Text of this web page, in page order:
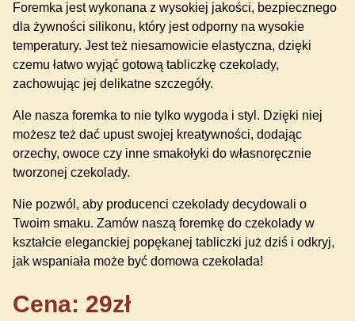
Foremka jest wykonana z wysokiej jakości, bezpiecznego
dla żywności silikonu, który jest odporny na wysokie
temperatury. Jest też niesamowicie elastyczna, dzięki
czemu łatwo wyjąć gotową tabliczkę czekolady,
zachowując jej delikatne szczegóły.
Ale nasza foremka to nie tylko wygoda i styl. Dzięki niej
możesz też dać upust swojej kreatywności, dodając
orzechy, owoce czy inne smakołyki do własnoręcznie
tworzonej czekolady.
Nie pozwól, aby producenci czekolady decydowali o
Twoim smaku. Zamów naszą foremkę do czekolady w
kształcie eleganckiej popękanej tabliczki już dziś i odkryj,
jak wspaniała może być domowa czekolada!
Cena: 29zł